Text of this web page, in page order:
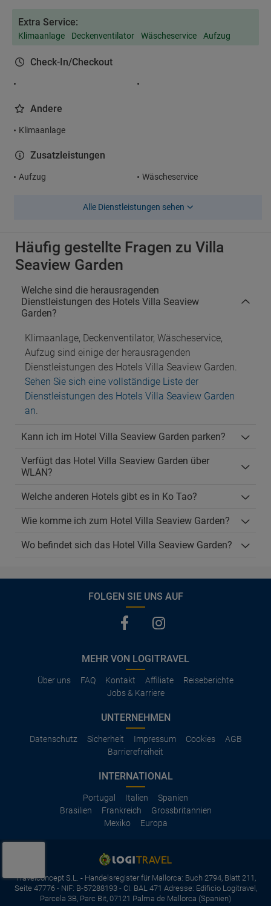
Extra Service:
Klimaanlage Deckenventilator Wäscheservice Aufzug
Check-In/Checkout
Andere
Klimaanlage
Zusatzleistungen
Aufzug Wäscheservice
Alle Dienstleistungen sehen
Häufig gestellte Fragen zu Villa
Seaview Garden
Welche sind die herausragenden
Dienstleistungen des Hotels Villa Seaview
Garden?
Klimaanlage, Deckenventilator, Wäscheservice,
Aufzug sind einige der herausragenden
Dienstleistungen des Hotels Villa Seaview Garden.
Sehen Sie sich eine vollständige Liste der
Dienstleistungen des Hotels Villa Seaview Garden
an.
Kann ich im Hotel Villa Seaview Garden parken?
Verfügt das Hotel Villa Seaview Garden über
WLAN?
Welche anderen Hotels gibt es in Ko Tao?
Wie komme ich zum Hotel Villa Seaview Garden?
Wo befindet sich das Hotel Villa Seaview Garden?
FOLGEN SIE UNS AUF
MEHR VON LOGITRAVEL
Über uns FAQ Kontakt Affiliate
Reiseberichte
Jobs & Karriere
UNTERNEHMEN
Datenschutz Sicherheit Impressum Cookies
AGB
Barrierefreiheit
INTERNATIONAL
Portugal Italien
Spanien
Brasilien
Frankreich
Grossbritannien
Mexiko
Europa
Travelconcept S.L. - Handelsregister für Mallorca: Buch 2794, Blatt 211,
Seite 47776 - NIF: B-57288193 - CI. BAL 471 Adresse: Edificio Logitravel,
Parcela 3B, Parc Bit, 07121 Palma de Mallorca (Spanien)